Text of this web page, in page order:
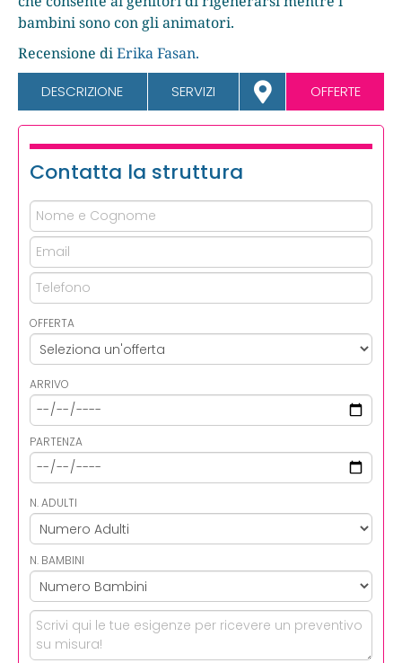
bambini sono con gli animatori.
Recensione diErika Fasan.
DESCRIZIONE SERVIZI OFFERTE
Contatta la struttura
OFFERTA
ARRIVO
PARTENZA
N. ADULTI
N. BAMBINI